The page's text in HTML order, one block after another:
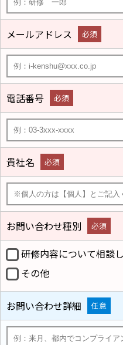
メールアドレス 必須
電話番号 必須
貴社名 必須
お問い合わせ種別 必須
研修内容について相談
その他
お問い合わせ詳細 任意